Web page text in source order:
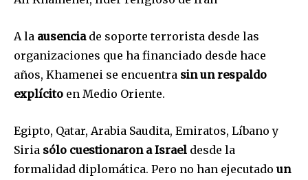
A la ausenciade soporte terrorista desde las
organizaciones que ha financiado desde hace
años, Khamenei se encuentra sin un respaldo
explícito en Medio Oriente.
Egipto, Qatar, Arabia Saudita, Emiratos, Líbano y
Siria sólo cuestionaron a Israel desde la
formalidad diplomática. Pero no han ejecutado un